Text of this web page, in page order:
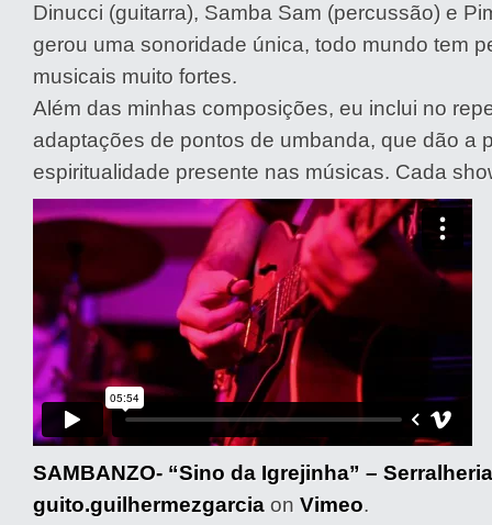
Dinucci (guitarra), Samba Sam (percussão) e
gerou uma sonoridade única, todo mundo tem
musicais muito fortes.
Além das minhas composições, eu inclui no
adaptações de pontos de umbanda, que dão a
espiritualidade presente nas músicas. Cada
SAMBANZO- “Sino da Igrejinha” –
guito.guilhermezgarcia on Vimeo.